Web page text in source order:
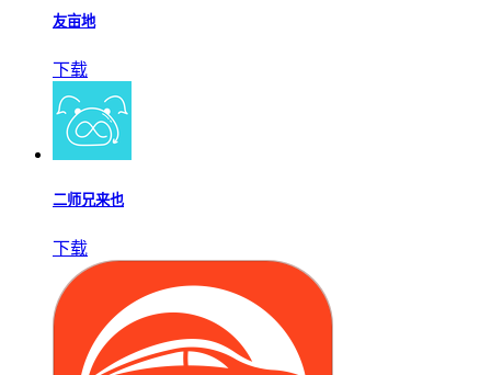
友亩地
下载
二师兄来也
下载